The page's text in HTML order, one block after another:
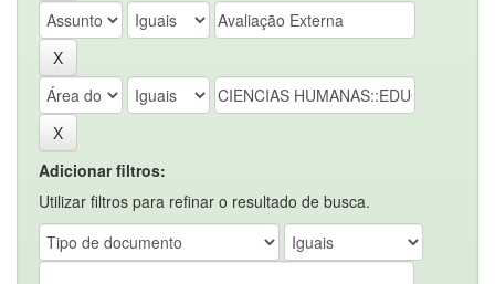
Adicionar filtros:
Utilizar filtros para refinar o resultado de busca.